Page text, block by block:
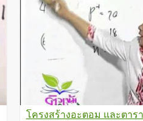
โครงสร้างอะตอม และตาร